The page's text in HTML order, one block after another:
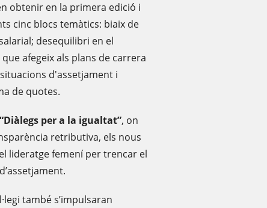
obtenir en la primera edició i
cinc blocs temàtics: biaix de
desequilibri en el
afegeix als plans de carrera
d'assetjament i
de quotes.
per a la igualtat”, on
retributiva, els nous
lideratge femení per trencar el
també s’impulsaran